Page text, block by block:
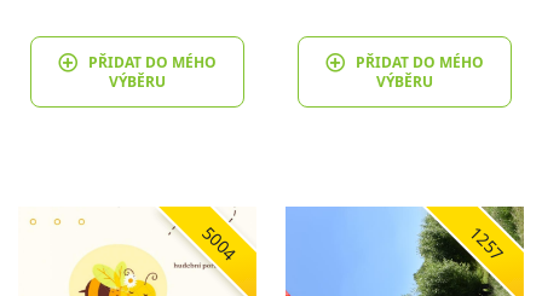
PŘIDAT DO MÉHO
VÝBĚRU
PŘIDAT DO MÉHO
VÝBĚRU
5004 1257